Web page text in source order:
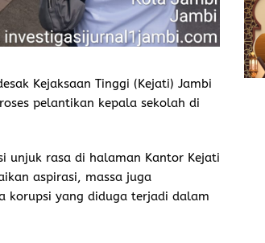
Kejaksaan Tinggi (Kejati) Jambi
pelantikan kepala sekolah di
unjuk rasa di halaman Kantor Kejati
aspirasi, massa juga
korupsi yang diduga terjadi dalam